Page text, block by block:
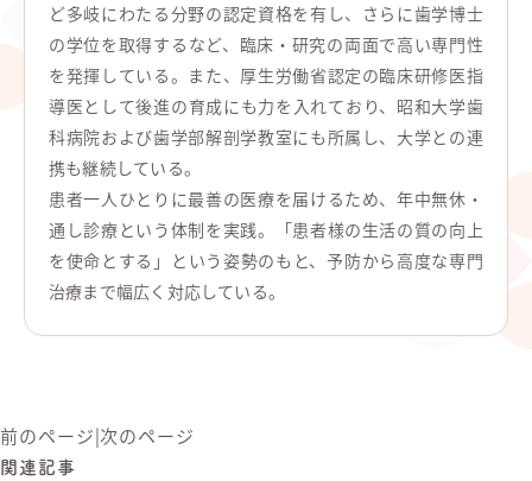
ど多岐にわたる分野の認定資格を有し、さらに歯学博士
の学位を取得するなど、臨床・研究の両面で高い専門性
を発揮している。また、厚生労働省認定の臨床研修医指
導医として後進の育成にも力を入れており、昭和大学歯
科病院および歯学部解剖学教室にも所属し、大学との連
携も継続している。
患者一人ひとりに最善の医療を届けるため、年中無休・
通し診療という体制を実践。「患者様の生活の質の向上
を使命とする」という姿勢のもと、予防から高度な専門
治療まで幅広く対応している。
前のページ|次のページ
関連記事